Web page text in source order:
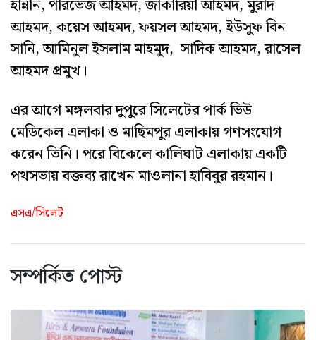
হান্নান, পারভেজ আহমদ, জাকারিয়া আহমদ, মুরাদ
আহমদ, কয়েস আহমদ, ফয়সল আহমদ, ইউসুফ বিন
সানি, আমিনুল ইসলাম মাহমুদ, সাদিক আহমদ, রাসেল
আহমদ প্রমুখ।
এর আগে মঙ্গলবার দুপুরে সিলেটের পার্ক ভিউ
মেডিকেল এলাকা ও মাছিমপুর এলাকায় গণসংযোগ
করেন তিনি। পরে বিকেলে কালিঘাট এলাকায় একটি
পথসভায় বক্তব্য রাখেন মাওলানা হাবিবুর রহমান।
এসএ/সিলেট
সম্পর্কিত পোস্ট